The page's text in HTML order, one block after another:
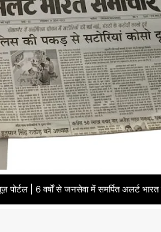
में समर्पित अलर्ट भारत समाचार पत्र |